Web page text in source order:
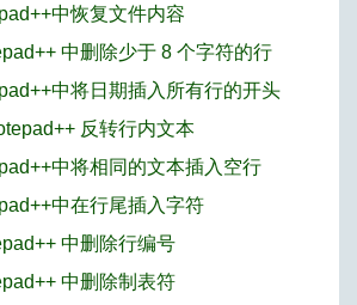
中恢复文件内容
中删除少于 8 个字符的行
中将日期插入所有行的开头
反转行内文本
中将相同的文本插入空行
中在行尾插入字符
中删除行编号
中删除制表符